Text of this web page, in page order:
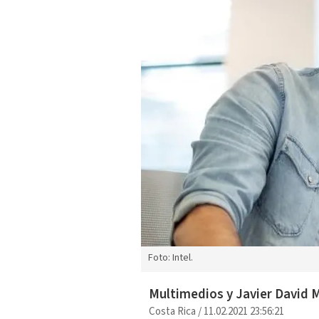
Foto: Intel.
Multimedios y Javier David
Costa Rica/11.02.2021 23:56:21